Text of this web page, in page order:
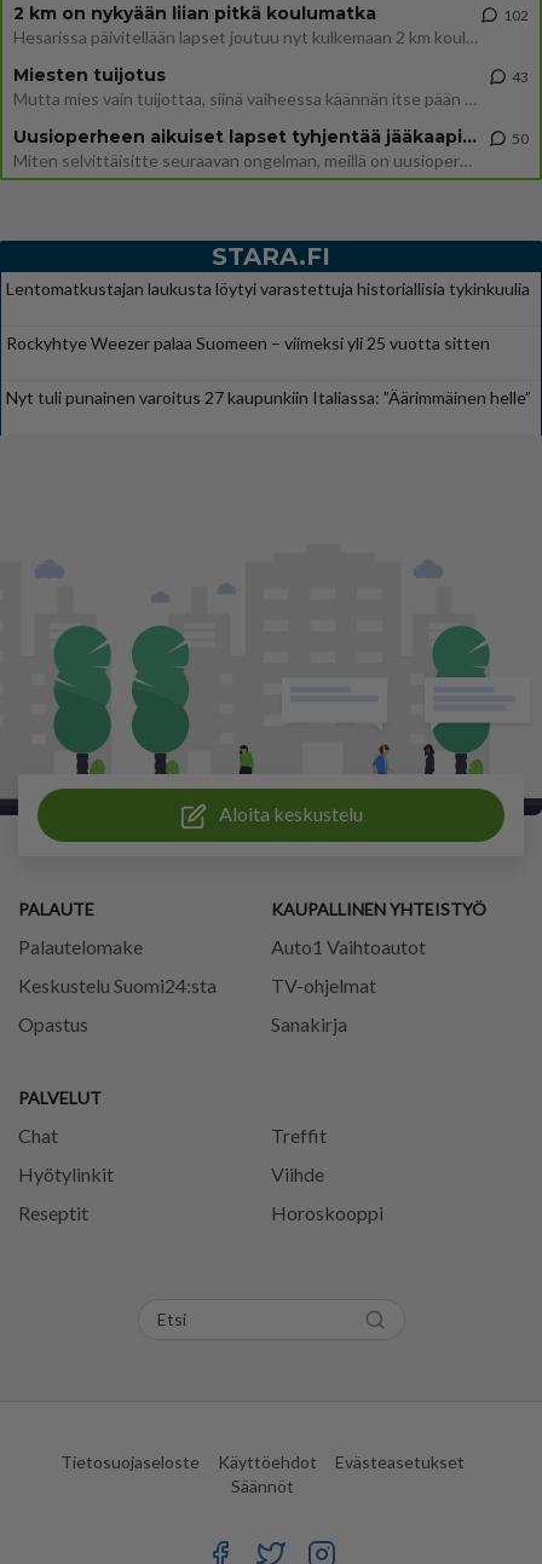
2 km on nykyään liian pitkä koulumatka
Hesarissa päivitellään lapset joutuu nyt kulkemaan 2 km kouluun jösses. Ruostefillarilla tuo matka menee vaikka miten äk
102
Miesten tuijotus
Mutta mies vain tuijottaa, siinä vaiheessa käännän itse pään pois. Mikä juttu? Yleensä jos joku tuijottaa tai katsoo, hä
43
Uusioperheen aikuiset lapset tyhjentää jääkaapin käydessään
Miten selvittäisitte seuraavan ongelman, meillä on uusioperhe, minulla teini-ikäiset lapset ja puolisolla aikuiset, jotk
50
STARA.FI
Lentomatkustajan laukusta löytyi varastettuja historiallisia tykinkuulia
Rockyhtye Weezer palaa Suomeen – viimeksi yli 25 vuotta sitten
Nyt tuli punainen varoitus 27 kaupunkiin Italiassa: ”Äärimmäinen helle”
Aloita keskustelu
PALAUTE
Palautelomake
Keskustelu Suomi24:sta
Opastus
PALVELUT
Chat
Treffit
Hyötylinkit
Viihde
Reseptit
Horoskooppi
KAUPALLINEN YHTEISTYÖ
Auto1 Vaihtoautot
TV-ohjelmat
Sanakirja
Tietosuojaseloste Käyttöehdot
Evästeasetukset
Säännöt